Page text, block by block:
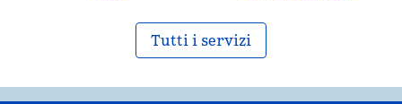
Tutti i servizi